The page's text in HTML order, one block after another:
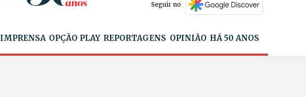
Seguir no
IMPRENSA OPÇÃO PLAY REPORTAGENS OPINIÃO HÁ 50 ANOS